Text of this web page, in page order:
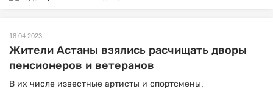
18.04.2023
Жители Астаны взялись расчищать дворы
пенсионеров и ветеранов
В их числе известные артисты и спортсмены.